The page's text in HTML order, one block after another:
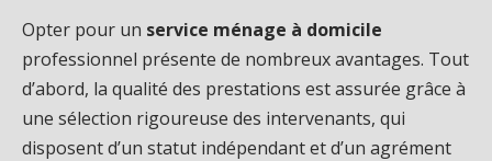
Opter pour un service ménage à domicile
professionnel présente de nombreux avantages. Tout
d’abord, la qualité des prestations est assurée grâce à
une sélection rigoureuse des intervenants, qui
disposent d’un statut indépendant et d’un agrément